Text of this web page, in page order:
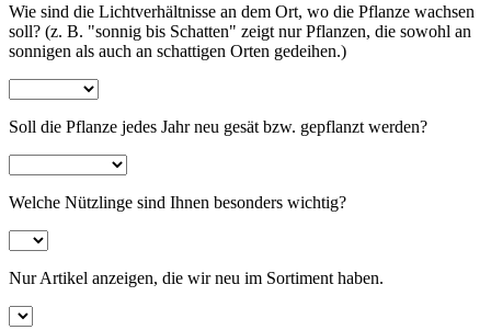
Wie sind die Lichtverhältnisse an dem Ort, wo die Pflanze wachsen
soll? (z. B. "sonnig bis Schatten" zeigt nur Pflanzen, die sowohl an
sonnigen als auch an schattigen Orten gedeihen.)
Soll die Pflanze jedes Jahr neu gesät bzw. gepflanzt werden?
Welche Nützlinge sind Ihnen besonders wichtig?
Nur Artikel anzeigen, die wir neu im Sortiment haben.